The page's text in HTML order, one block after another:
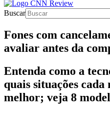
Buscar
Fones com
avaliar antes da
Entenda como a
quais situações
melhor; veja 8